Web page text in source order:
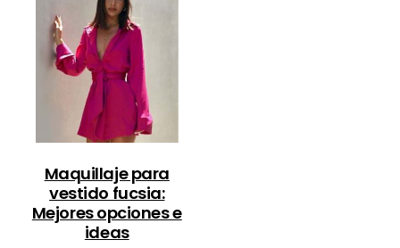
Maquillaje para
vestido fucsia:
Mejores opciones e
ideas